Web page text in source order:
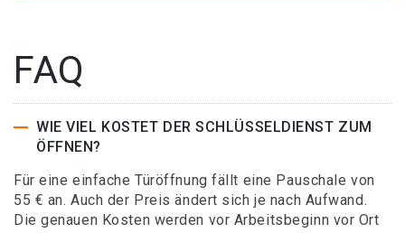
FAQ
WIE VIEL KOSTET DER SCHLÜSSELDIENST ZUM
ÖFFNEN?
Für eine einfache Türöffnung fällt eine Pauschale von
55 € an. Auch der Preis ändert sich je nach Aufwand.
Die genauen Kosten werden vor Arbeitsbeginn vor Ort